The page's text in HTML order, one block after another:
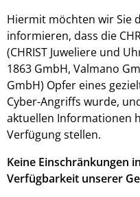
Hiermit möchten wir Sie
informieren, dass die
(CHRIST Juweliere und
1863 GmbH, Valmano
GmbH) Opfer eines
Cyber-Angriffs wurde,
aktuellen Informationen
Verfügung stellen.
Keine Einschränkungen
Verfügbarkeit unserer